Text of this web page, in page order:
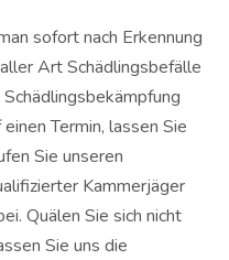
sofort nach Erkennung
Art Schädlingsbefälle
Termin, lassen Sie
Sie unseren
Kammerjäger
Quälen Sie sich nicht
Sie uns die